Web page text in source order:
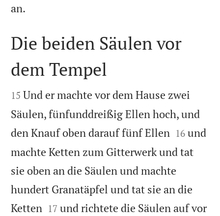
an.

Die beiden Säulen vor
dem Tempel

15 Und er machte vor dem Hause zwei
Säulen, fünfunddreißig Ellen hoch, und
den Knauf oben darauf fünf Ellen 

16 und
machte Ketten zum Gitterwerk und tat
sie oben an die Säulen und machte
hundert Granatäpfel und tat sie an die
Ketten 

17 und richtete die Säulen auf vor